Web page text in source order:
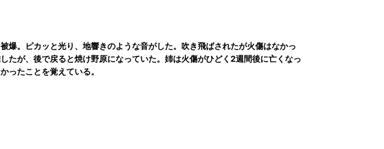
爆。ピカッと光り、地響きのような音がした。吹き飛ばされたが火傷はなかっ
たが、後で戻ると焼け野原になっていた。姉は火傷がひどく2週間後に亡くなっ
ったことを覚えている。